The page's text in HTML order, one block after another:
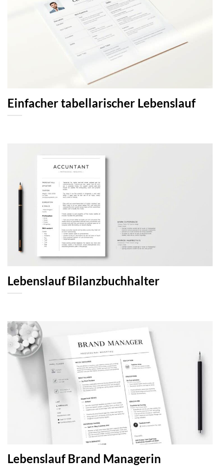
Einfacher tabellarischer Lebenslauf
Lebenslauf Bilanzbuchhalter
Lebenslauf Brand Managerin